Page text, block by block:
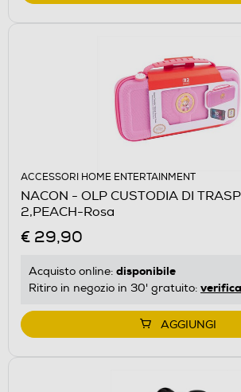
ACCESSORI HOME ENTERTAINMENT
NACON - OLP CUSTODIA DI
2,PEACH-Rosa
€ 29,90
Acquisto online: disponibile
Ritiro in negozio in 30' gratuito: verifica
AGGIUNGI